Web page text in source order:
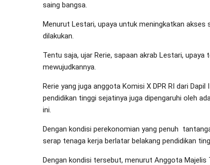
saing bangsa.
Menurut Lestari, upaya untuk meningkatkan
dilakukan.
Tentu saja, ujar Rerie, sapaan akrab Lestari,
mewujudkannya.
Rerie yang juga anggota Komisi X DPR RI dari
pendidikan tinggi sejatinya juga dipengaruhi oleh
ini.
Dengan kondisi perekonomian yang penuh
serap tenaga kerja berlatar belakang pendidikan
Dengan kondisi tersebut, menurut Anggota